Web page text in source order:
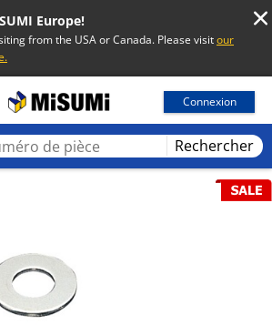
Europe!
from the USA or Canada. Please visitour
Connexion
Rechercher